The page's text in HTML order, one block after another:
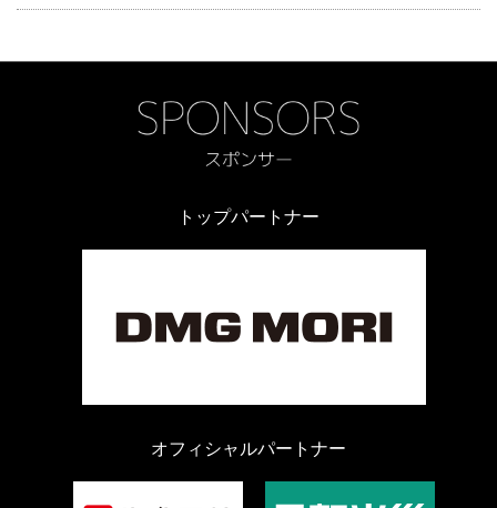
トップパートナー
オフィシャルパートナー